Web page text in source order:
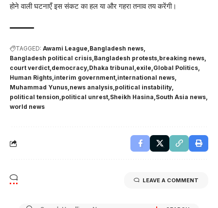
होने वाली घटनाएँ इस संकट का हल या और गहरा तनाव तय करेंगी।
TAGGED: Awami League Bangladesh news
Bangladesh political crisis Bangladesh protests breaking news
court verdict democracy Dhaka tribunal exile Global Politics
Human Rights interim government international news
Muhammad Yunus news analysis political instability
political tension political unrest Sheikh Hasina South Asia news
world news
LEAVE A COMMENT